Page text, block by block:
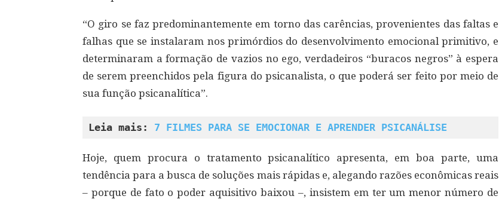
“O giro se faz predominantemente em torno das carências, provenientes das faltas e
falhas que se instalaram nos primórdios do desenvolvimento emocional primitivo, e
determinaram a formação de vazios no ego, verdadeiros “buracos negros” à espera
de serem preenchidos pela figura do psicanalista, o que poderá ser feito por meio de
sua função psicanalítica”.
Leia mais: 7 FILMES PARA SE EMOCIONAR E APRENDER PSICANÁLISE
Hoje, quem procura o tratamento psicanalítico apresenta, em boa parte, uma
tendência para a busca de soluções mais rápidas e, alegando razões econômicas reais
– porque de fato o poder aquisitivo baixou –, insistem em ter um menor número de